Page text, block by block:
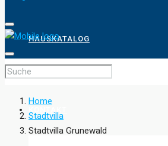
HAUSKATALOG
ANBIETER
Home
Stadtvilla
Stadtvilla Grunewald